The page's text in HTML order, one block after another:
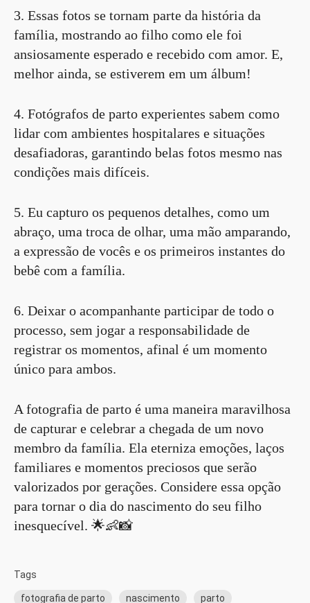
3. Essas fotos se tornam parte da história da
família, mostrando ao filho como ele foi
ansiosamente esperado e recebido com amor. E,
melhor ainda, se estiverem em um álbum!
4. Fotógrafos de parto experientes sabem como
lidar com ambientes hospitalares e situações
desafiadoras, garantindo belas fotos mesmo nas
condições mais difíceis.
5. Eu capturo os pequenos detalhes, como um
abraço, uma troca de olhar, uma mão amparando,
a expressão de vocês e os primeiros instantes do
bebê com a família.
6. Deixar o acompanhante participar de todo o
processo, sem jogar a responsabilidade de
registrar os momentos, afinal é um momento
único para ambos.
A fotografia de parto é uma maneira maravilhosa
de capturar e celebrar a chegada de um novo
membro da família. Ela eterniza emoções, laços
familiares e momentos preciosos que serão
valorizados por gerações. Considere essa opção
para tornar o dia do nascimento do seu filho
inesquecível. 🌟👶📸
Tags
fotografia de parto nascimento parto